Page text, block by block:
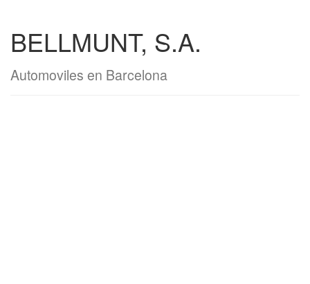
BELLMUNT, S.A.
Automoviles en Barcelona